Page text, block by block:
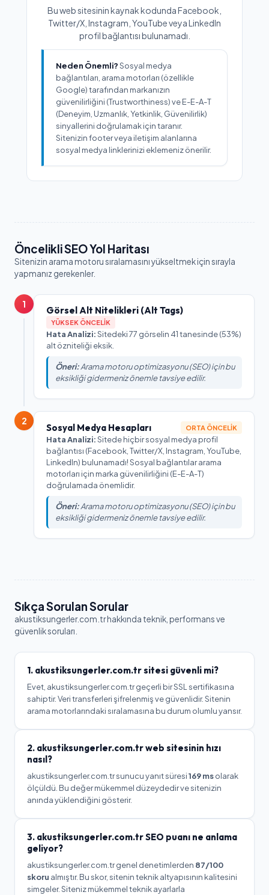
Bu web sitesinin kaynak kodunda Facebook,
Twitter/X, Instagram, YouTube veya LinkedIn
profil bağlantısı bulunamadı.
Neden Önemli?Sosyal medya
bağlantıları, arama motorları (özellikle
Google) tarafından markanızın
güvenilirliğini (Trustworthiness) ve E-E-A-T
(Deneyim, Uzmanlık, Yetkinlik, Güvenilirlik)
sinyallerini doğrulamak için taranır.
Sitenizin footer veya iletişim alanlarına
sosyal medya linklerinizi eklemeniz önerilir.
Öncelikli SEO Yol Haritası
Sitenizin arama motoru sıralamasını yükseltmek için sırayla
yapmanız gerekenler.
1
Görsel Alt Nitelikleri (Alt Tags)
YÜKSEK ÖNCELIK
Hata Analizi:Sitedeki 77 görselin 41 tanesinde (53%)
alt özniteliği eksik.
Öneri:Arama motoru optimizasyonu (SEO) için bu
eksikliği gidermeniz önemle tavsiye edilir.
2
Sosyal Medya Hesapları ORTA ÖNCELIK
Hata Analizi:Sitede hiçbir sosyal medya profil
bağlantısı (Facebook, Twitter/X, Instagram, YouTube,
LinkedIn) bulunamadı! Sosyal bağlantılar arama
motorları için marka güvenilirliğini (E-E-A-T)
doğrulamada önemlidir.
Öneri:Arama motoru optimizasyonu (SEO) için bu
eksikliği gidermeniz önemle tavsiye edilir.
Sıkça Sorulan Sorular
akustiksungerler.com.trhakkında teknik, performans ve
güvenlik soruları.
1. akustiksungerler.com.trsitesi güvenli mi?
Evet, akustiksungerler.com.tr geçerli bir SSL sertifikasına
sahiptir. Veri transferleri şifrelenmiş ve güvenlidir. Sitenin
arama motorlarındaki sıralamasına bu durum olumlu yansır.
2. akustiksungerler.com.trweb sitesinin hızı
nasıl?
akustiksungerler.com.trsunucu yanıt süresi169msolarak
ölçüldü. Bu değer mükemmel düzeydedir ve sitenizin
anında yüklendiğini gösterir.
3. akustiksungerler.com.trSEO puanı ne anlama
geliyor?
akustiksungerler.com.trgenel denetimlerden 87/100
skoru almıştır. Bu skor, sitenin teknik altyapısının kalitesini
simgeler.Siteniz mükemmel teknik ayarlarla